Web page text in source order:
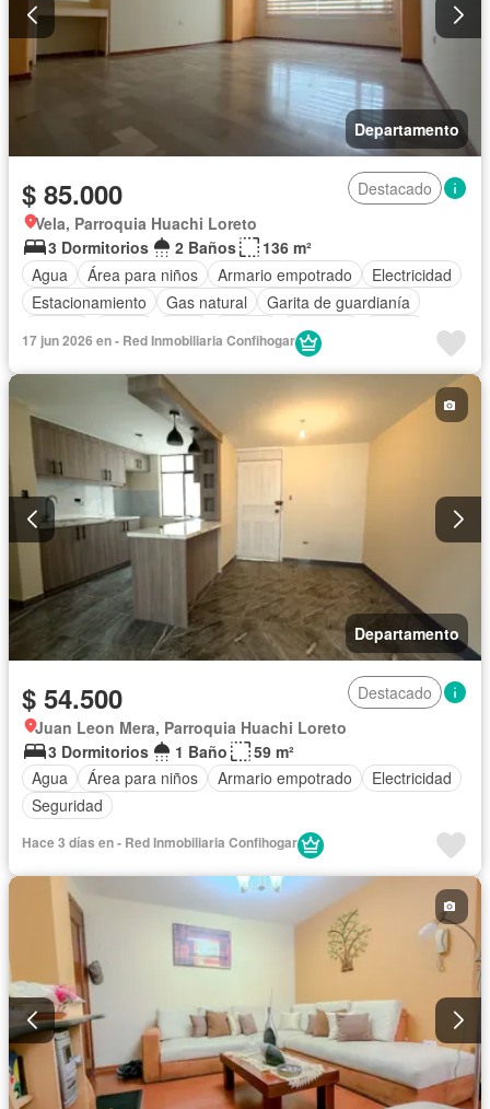
Departamento
$ 85.000
Destacado
Vela, Parroquia Huachi Loreto
3 Dormitorios
2 Baños
136 m²
Agua
Área para niños Armario empotrado
Electricidad
Estacionamiento
Gas natural
Garita de guardianía
Conserje
Seguridad
Vista panorámica
17 jun 2026 en - Red Inmobiliaria Confihogar
Departamento
$ 54.500
Destacado
Juan Leon Mera, Parroquia Huachi Loreto
3 Dormitorios
1 Baño
59 m²
Agua
Área para niños Armario empotrado
Electricidad
Seguridad
Hace 3 días en - Red Inmobiliaria Confihogar